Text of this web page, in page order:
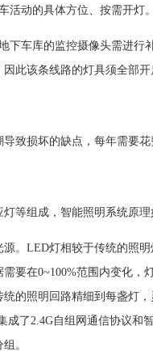
活动的具体方位、按需开灯。
下车库的监控摄像头需进行
此该条线路的灯具须全部开
致损坏的缺点，每年需要
等组成，智能照明系统原理
。LED灯相较于传统的照
要在0~100%范围内变化
的照明回路精细到每盏灯
了2.4G自组网通信协议和
。